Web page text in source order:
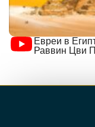
Евреи в
Раввин Цви